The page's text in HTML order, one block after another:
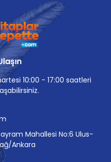
10:00 - 17:00 saatleri
Mahallesi No:6 Ulus-
Ankara